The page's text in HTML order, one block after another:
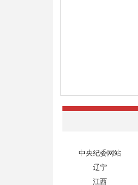
中央纪委网站
辽宁
江西